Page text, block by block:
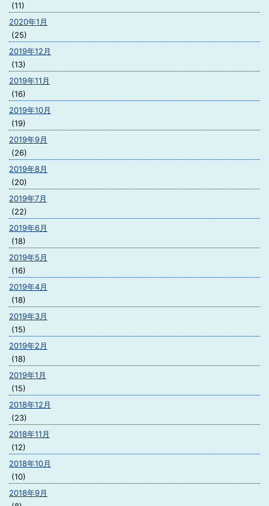
(11)
2020年1月
(25)
2019年12月
(13)
2019年11月
(16)
2019年10月
(19)
2019年9月
(26)
2019年8月
(20)
2019年7月
(22)
2019年6月
(18)
2019年5月
(16)
2019年4月
(18)
2019年3月
(15)
2019年2月
(18)
2019年1月
(15)
2018年12月
(23)
2018年11月
(12)
2018年10月
(10)
2018年9月